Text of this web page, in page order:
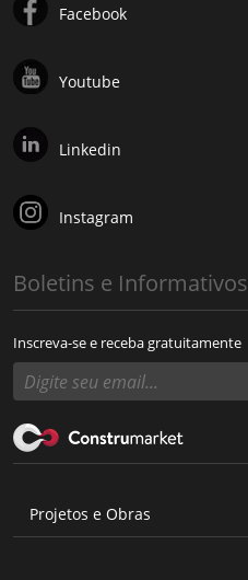
Facebook
Youtube
Linkedin
Instagram
Boletins e Informativos
Inscreva-se e receba gratuitamente
Projetos e Obras